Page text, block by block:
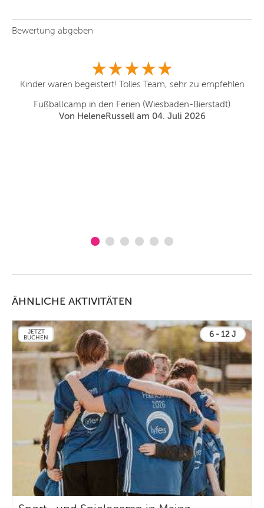
Bewertung abgeben
Kinder waren begeistert! Tolles Team, sehr zu empfehlen
Fußballcamp in den Ferien (Wiesbaden-Bierstadt)
Von HeleneRussell am 04. Juli 2026
ÄHNLICHE AKTIVITÄTEN
JETZT
BUCHEN
6 - 12 J